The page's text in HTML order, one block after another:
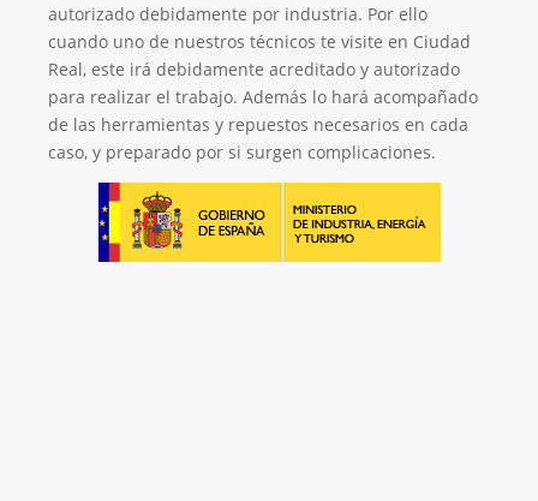
autorizado debidamente por industria. Por ello
cuando uno de nuestros técnicos te visite en Ciudad
Real, este irá debidamente acreditado y autorizado
para realizar el trabajo. Además lo hará acompañado
de las herramientas y repuestos necesarios en cada
caso, y preparado por si surgen complicaciones.